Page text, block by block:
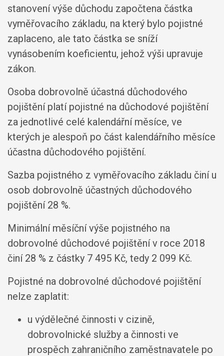
stanovení výše důchodu započtena částka
vyměřovacího základu, na který bylo pojistné
zaplaceno, ale tato částka se sníží
vynásobením koeficientu, jehož výši upravuje
zákon.
Osoba dobrovolně účastná důchodového
pojištění platí pojistné na důchodové pojištění
za jednotlivé celé kalendářní měsíce, ve
kterých je alespoň po část kalendářního měsíce
účastna důchodového pojištění.
Sazba pojistného z vyměřovacího základu činí u
osob dobrovolně účastných důchodového
pojištění 28 %.
Minimální měsíční výše pojistného na
dobrovolné důchodové pojištění v roce 2018
činí 28 % z částky 7 495 Kč, tedy 2 099 Kč.
Pojistné na dobrovolné důchodové pojištění
nelze zaplatit:
u výdělečné činnosti v cizině,
dobrovolnické služby a činnosti ve
prospěch zahraničního zaměstnavatele po